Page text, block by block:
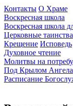
Контакты О Храме
Воскресная школа
Воскресная школа
Церковные таинства
Крещение Исповедь
Духовное чтение
Молитвы на потребу
Под Крылом Ангела
Расписание